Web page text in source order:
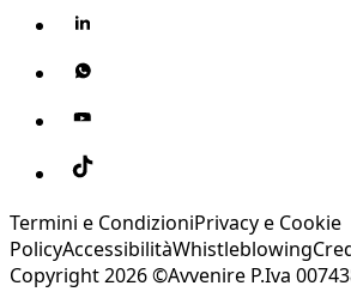
Termini e CondizioniPrivacy e Cookie
PolicyAccessibilitàWhistleblowing
Copyright 2026 ©Avvenire P.Iva